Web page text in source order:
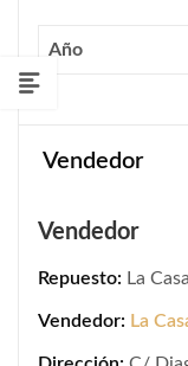
Año
Vendedor
Vendedor
Repuesto: La
Vendedor: La